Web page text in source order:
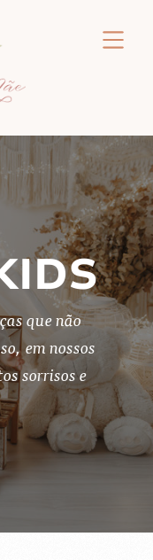
que não
em nossos
sorrisos e